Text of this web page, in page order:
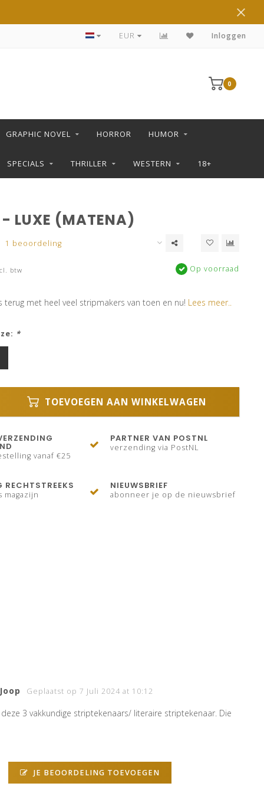
DE LEUKSTE STRIPS KOOP JE IN DE L SHOP
EUR Inloggen
0
GRAPHIC NOVEL HORROR HUMOR
SPECIALS THRILLER WESTERN 18+
- LUXE (MATENA)
1 beoordeling
btw Op voorraad
terug met heel veel stripmakers van toen en nu! Lees meer..
*
TOEVOEGEN AAN WINKELWAGEN
vanaf €25
PARTNER VAN POSTNL
verzending via PostNL
RECHTSTREEKS
magazijn
NIEUWSBRIEF
abonneer je op de nieuwsbrief
Joop Geplaatst op 7 Juli 2024 at 10:12
deze 3 vakkundige striptekenaars/ literaire striptekenaar. Die
JE BEOORDELING TOEVOEGEN